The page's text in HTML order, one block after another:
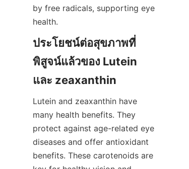
by free radicals, supporting eye
health.
ประโยชน์ต่อสุขภาพที่
พิสูจน์แล้วของ Lutein
และ zeaxanthin
Lutein and zeaxanthin have
many health benefits. They
protect against age-related eye
diseases and offer antioxidant
benefits. These carotenoids are